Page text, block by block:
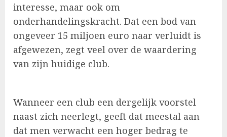
interesse, maar ook om
onderhandelingskracht. Dat een bod van
ongeveer 15 miljoen euro naar verluidt is
afgewezen, zegt veel over de waardering
van zijn huidige club.
Wanneer een club een dergelijk voorstel
naast zich neerlegt, geeft dat meestal aan
dat men verwacht een hoger bedrag te